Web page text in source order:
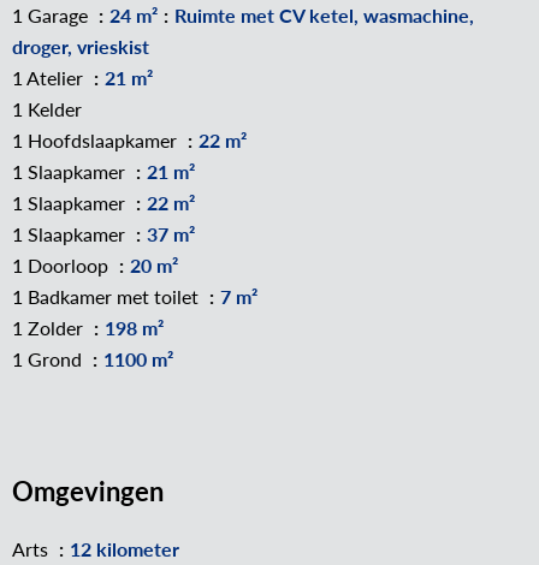
1 Garage
24 m²
Ruimte met CV ketel, wasmachine,
droger, vrieskist
1 Atelier
21 m²
1 Kelder
1 Hoofdslaapkamer
22 m²
1 Slaapkamer
21 m²
1 Slaapkamer
22 m²
1 Slaapkamer
37 m²
1 Doorloop
20 m²
1 Badkamer met toilet
7 m²
1 Zolder
198 m²
1 Grond
1100 m²
Omgevingen
Arts
12 kilometer